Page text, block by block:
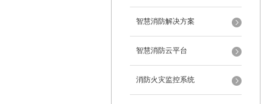
智慧消防解决方案
智慧消防云平台
消防火灾监控系统